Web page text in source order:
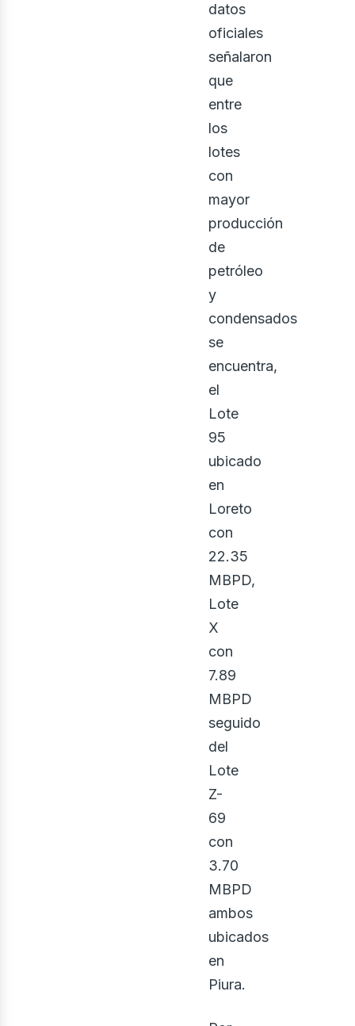
datos
oficiales
señalaron
que
entre
los
lotes
con
mayor
producción
de
petróleo
y
condensados
se
encuentra,
el
Lote
95
ubicado
en
Loreto
con
22.35
MBPD,
Lote
X
con
7.89
MBPD
seguido
del
Lote
Z-
69
con
3.70
MBPD
ambos
ubicados
en
Piura.